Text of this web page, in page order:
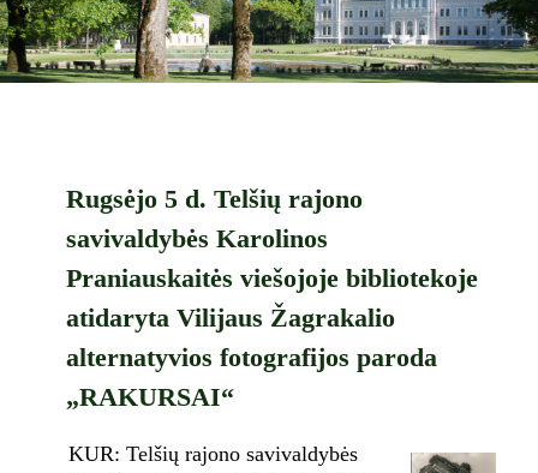
Rugsėjo 5 d. Telšių rajono
savivaldybės Karolinos
Praniauskaitės viešojoje bibliotekoje
atidaryta Vilijaus Žagrakalio
alternatyvios fotografijos paroda
„RAKURSAI“
KUR: Telšių rajono savivaldybės